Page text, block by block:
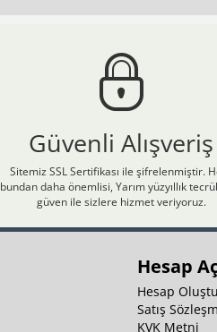
Güvenli Alışveriş
Sitemiz SSL Sertifikası ile şifrelenmiştir.
bundan daha önemlisi, Yarım yüzyıllık
güven ile sizlere hizmet veriyoruz.
Hesap
Hesap
Satış
KVK Metni